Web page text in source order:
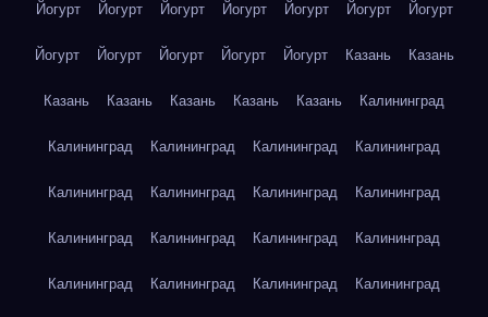
Йогурт Йогурт Йогурт Йогурт Йогурт Йогурт Йогурт
Йогурт Йогурт Йогурт Йогурт Йогурт Казань Казань
Казань Казань Казань Казань Казань Калининград
Калининград Калининград Калининград Калининград
Калининград Калининград Калининград Калининград
Калининград Калининград Калининград Калининград
Калининград Калининград Калининград Калининград